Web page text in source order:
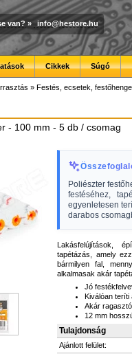
van? » info@hestore.hu
Cikkek Súgó
» Festés, ecsetek,
- 100 mm - 5 db / csomag
Poliészter
festéséhez,
egyenletesen
darabos
Lakásfelújítások,
tapétázás, amely
bármilyen fal,
alkalmasak akár
Jó
Kiválóan teríti
Akár
12 mm
Tulajdonság
Ajánlott felület: